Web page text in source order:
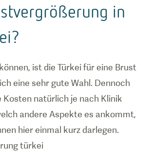
in
ist die Türkei für eine Brust
eine sehr gute Wahl. Dennoch
Kosten natürlich je nach Klinik
andere Aspekte es ankommt,
hier einmal kurz darlegen.
türkei